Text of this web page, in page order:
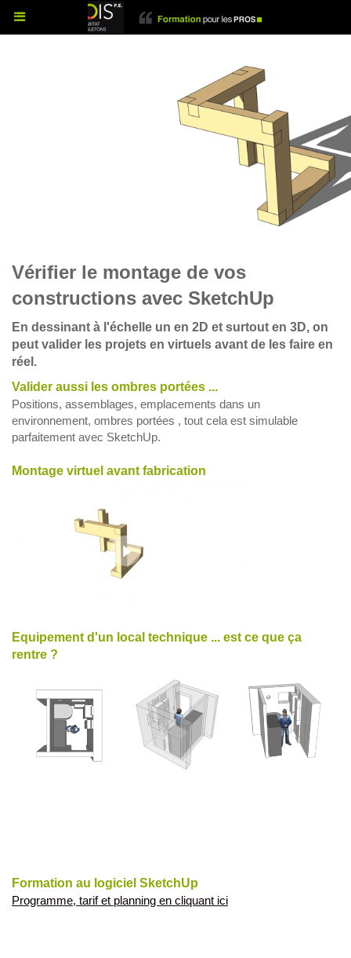
Vérifier le montage de vos
constructions avec SketchUp
En dessinant à l'échelle un en 2D et surtout en 3D, on
peut valider les projets en virtuels avant de les faire en
réel.
Valider aussi les ombres portées ...
Positions, assemblages, emplacements dans un
environnement, ombres portées , tout cela est simulable
parfaitement avec SketchUp.
Montage virtuel avant fabrication
Equipement d'un local technique ... est ce que ça
rentre ?
Formation au logiciel SketchUp
Programme, tarif et planning en cliquant ici